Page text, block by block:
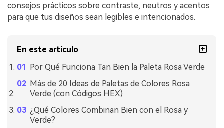
consejos prácticos sobre contraste, neutros y acentos
para que tus diseños sean legibles e intencionados.
En este artículo
Por Qué Funciona Tan Bien la Paleta Rosa Verde
Más de 20 Ideas de Paletas de Colores Rosa
Verde (con Códigos HEX)
¿Qué Colores Combinan Bien con el Rosa y
Verde?